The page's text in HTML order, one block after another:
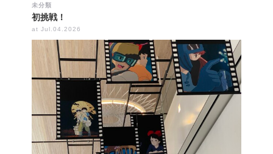
未分類
初挑戦！
at Jul.04.2026